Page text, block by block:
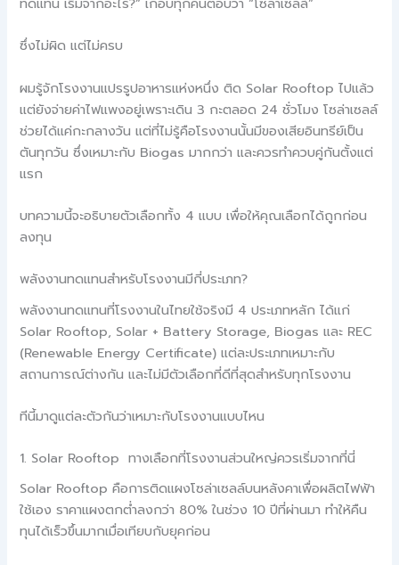
ซึ่งไม่ผิด แต่ไม่ครบ
ผมรู้จักโรงงานแปรรูปอาหารแห่งหนึ่ง ติด Solar Rooftop ไปแล้ว
แต่ยังจ่ายค่าไฟแพงอยู่เพราะเดิน 3 กะตลอด 24 ชั่วโมง โซล่าเซลล์
ช่วยได้แค่กะกลางวัน แต่ที่ไม่รู้คือโรงงานนั้นมีของเสียอินทรีย์เป็น
ตันทุกวัน ซึ่งเหมาะกับ Biogas มากกว่า และควรทำควบคู่กันตั้งแต่
แรก
บทความนี้จะอธิบายตัวเลือกทั้ง 4 แบบ เพื่อให้คุณเลือกได้ถูกก่อน
ลงทุน
พลังงานทดแทนสำหรับโรงงานมีกี่ประเภท?
พลังงานทดแทนที่โรงงานในไทยใช้จริงมี 4 ประเภทหลัก ได้แก่
Solar Rooftop, Solar + Battery Storage, Biogas และ REC
(Renewable Energy Certificate) แต่ละประเภทเหมาะกับ
สถานการณ์ต่างกัน และไม่มีตัวเลือกที่ดีที่สุดสำหรับทุกโรงงาน
ทีนี้มาดูแต่ละตัวกันว่าเหมาะกับโรงงานแบบไหน
1. Solar Rooftop ทางเลือกที่โรงงานส่วนใหญ่ควรเริ่มจากที่นี่
Solar Rooftop คือการติดแผงโซล่าเซลล์บนหลังคาเพื่อผลิตไฟฟ้า
ใช้เอง ราคาแผงตกต่ำลงกว่า 80% ในช่วง 10 ปีที่ผ่านมา ทำให้คืน
ทุนได้เร็วขึ้นมากเมื่อเทียบกับยุคก่อน